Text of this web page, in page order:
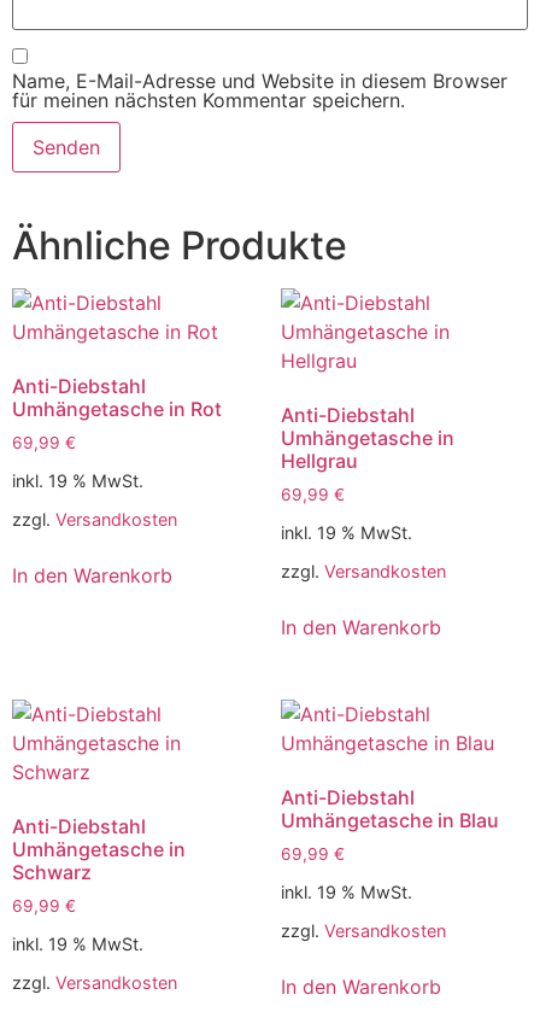
Name, E-Mail-Adresse und Website in diesem Browser
für meinen nächsten Kommentar speichern.
Ähnliche Produkte
Anti-Diebstahl
Umhängetasche in Rot
69,99 €
inkl. 19 % MwSt.
zzgl. Versandkosten
In den Warenkorb
Anti-Diebstahl
Umhängetasche in
Hellgrau
69,99 €
inkl. 19 % MwSt.
zzgl. Versandkosten
In den Warenkorb
Anti-Diebstahl
Umhängetasche in
Schwarz
69,99 €
inkl. 19 % MwSt.
zzgl. Versandkosten
Anti-Diebstahl
Umhängetasche in Blau
69,99 €
inkl. 19 % MwSt.
zzgl. Versandkosten
In den Warenkorb